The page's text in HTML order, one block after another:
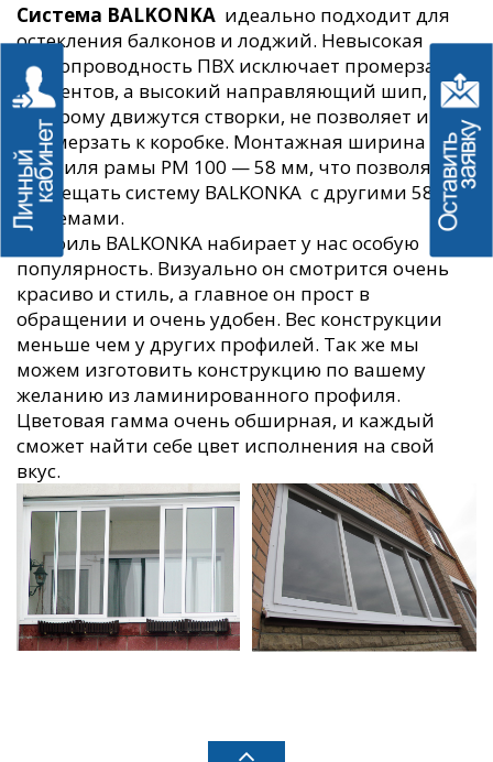
Система BALKONKA идеально подходит для
остекления балконов и лоджий. Невысокая
теплопроводность ПВХ исключает промерзание
элементов, а высокий направляющий шип, по
которому движутся створки, не позволяет им
примерзать к коробке. Монтажная ширина
профиля рамы РМ 100 — 58 мм, что позволяет
совмещать систему BALKONKA с другими 58-ми
системами.
Профиль BALKONKA набирает у нас особую
популярность. Визуально он смотрится очень
красиво и стиль, а главное он прост в
обращении и очень удобен. Вес конструкции
меньше чем у других профилей. Так же мы
можем изготовить конструкцию по вашему
желанию из ламинированного профиля.
Цветовая гамма очень обширная, и каждый
сможет найти себе цвет исполнения на свой
вкус.